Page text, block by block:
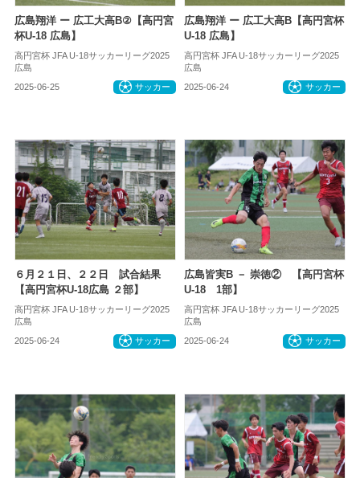
広島翔洋 ー 広工大高B②【高円宮
杯U-18 広島】
高円宮杯 JFA U-18サッカーリーグ2025
広島
2025-06-25 サッカー
広島翔洋 ー 広工大高B【高円宮杯
U-18 広島】
高円宮杯 JFA U-18サッカーリーグ2025
広島
2025-06-24 サッカー
６月２１日、２２日 試合結果
【高円宮杯U-18広島 ２部】
高円宮杯 JFA U-18サッカーリーグ2025
広島
2025-06-24 サッカー
広島皆実B － 崇徳② 【高円宮杯
U-18 1部】
高円宮杯 JFA U-18サッカーリーグ2025
広島
2025-06-24 サッカー